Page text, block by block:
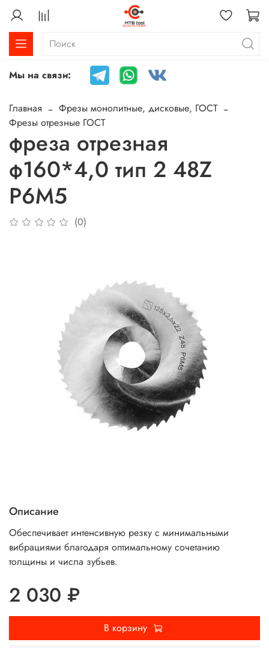
Мы на связи:
Главная
Фрезы монолитные, дисковые, ГОСТ
Фрезы отрезные ГОСТ
фреза отрезная
ф160*4,0 тип 2 48Z
P6M5
(0)
Описание
Обеспечивает интенсивную резку с минимальными
вибрациями благодаря оптимальному сочетанию
толщины и числа зубьев.
2 030 ₽
В корзину